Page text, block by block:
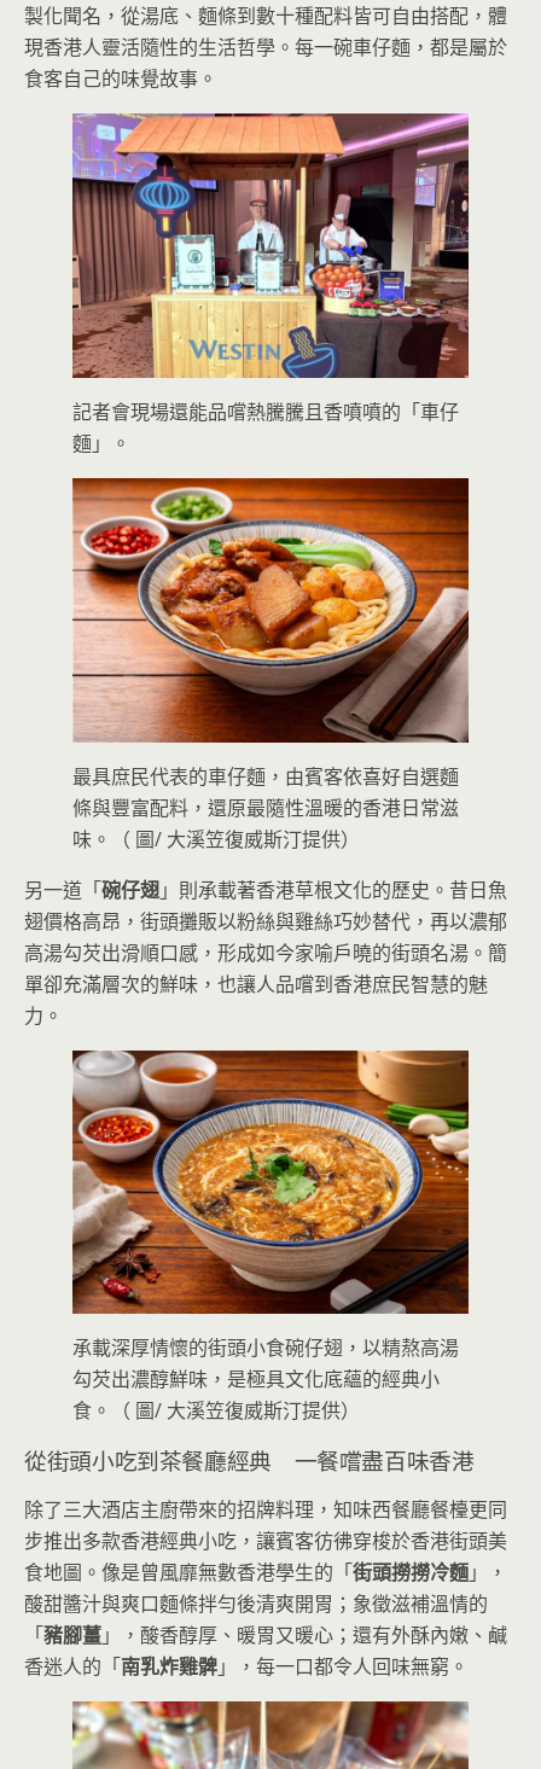
製化聞名，從湯底、麵條到數十種配料皆可自由搭配，體
現香港人靈活隨性的生活哲學。每一碗車仔麵，都是屬於
食客自己的味覺故事。
記者會現場還能品嚐熱騰騰且香噴噴的「車仔
麵」。
最具庶民代表的車仔麵，由賓客依喜好自選麵
條與豐富配料，還原最隨性溫暖的香港日常滋
味。（ 圖/ 大溪笠復威斯汀提供）
另一道「碗仔翅」則承載著香港草根文化的歷史。昔日魚
翅價格高昂，街頭攤販以粉絲與雞絲巧妙替代，再以濃郁
高湯勾芡出滑順口感，形成如今家喻戶曉的街頭名湯。簡
單卻充滿層次的鮮味，也讓人品嚐到香港庶民智慧的魅
力。
承載深厚情懷的街頭小食碗仔翅，以精熬高湯
勾芡出濃醇鮮味，是極具文化底蘊的經典小
食。（ 圖/ 大溪笠復威斯汀提供）
從街頭小吃到茶餐廳經典 一餐嚐盡百味香港
除了三大酒店主廚帶來的招牌料理，知味西餐廳餐檯更同
步推出多款香港經典小吃，讓賓客彷彿穿梭於香港街頭美
食地圖。像是曾風靡無數香港學生的「街頭撈撈冷麵」，
酸甜醬汁與爽口麵條拌勻後清爽開胃；象徵滋補溫情的
「豬腳薑」，酸香醇厚、暖胃又暖心；還有外酥內嫩、鹹
香迷人的「南乳炸雞髀」，每一口都令人回味無窮。